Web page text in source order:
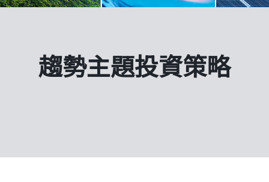
關於富達
企業永續趨勢主題投資策略